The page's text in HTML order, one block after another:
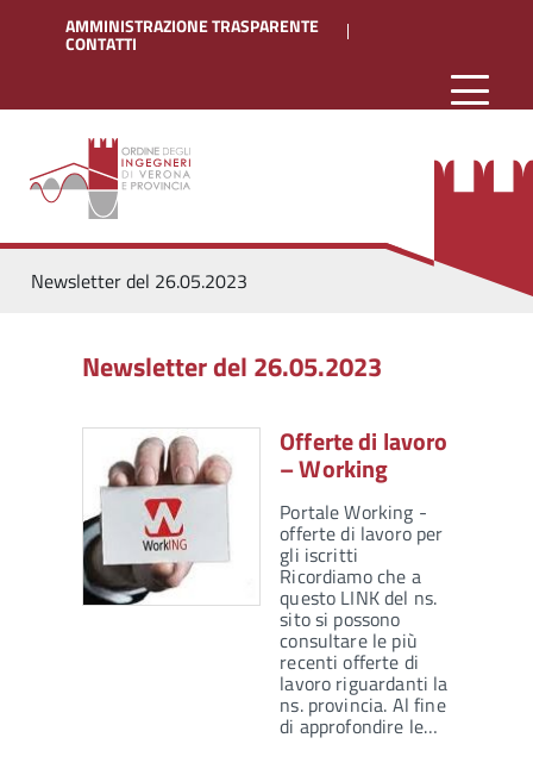
AMMINISTRAZIONE TRASPARENTE
CONTATTI
Newsletter del 26.05.2023
Newsletter del 26.05.2023
Offerte di lavoro
– Working
Portale Working -
offerte di lavoro per
gli iscritti
Ricordiamo che a
questo LINK del ns.
sito si possono
consultare le più
recenti offerte di
lavoro riguardanti la
ns. provincia. Al fine
di approfondire le…